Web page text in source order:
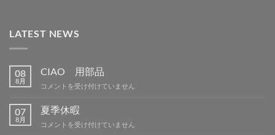
LATEST NEWS
08
8月
CIAO 用部品
CIAO
部
品
は
コメントを受け付けていません
07
8月
夏季休暇
夏
コメントを受け付けていません